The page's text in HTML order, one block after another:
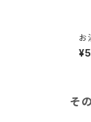
お
川
そ